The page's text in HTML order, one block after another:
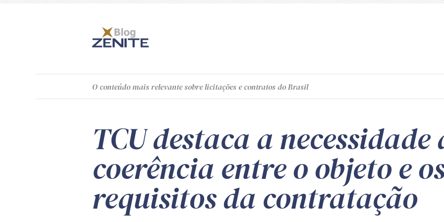
O conteúdomais relevante sobre licitações e contratos do Brasil
TCU destaca a necessidade
coerência entre o objeto e
requisitos da contratação